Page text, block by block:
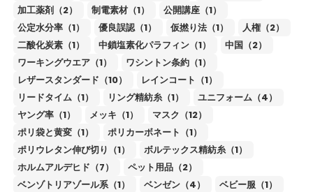
加工薬剤（2）
制電素材（1）
公開講座（1）
公定水分率（1）
優良誤認（1） 仮撚り法（1）
人権（2）
二酸化炭素（1）
中鎖塩素化パラフィン（1）
中国（2）
ワーキングウエア（1）
ワシントン条約（1）
レザースタンダード（10）
レインコート（1）
リードタイム（1）
リング精紡糸（1）
ユニフォーム（4）
ヤング率（1）
メッキ（1）
マスク（12）
ポリ袋と黄変（1）
ポリカーボネート（1）
ポリウレタン伸び切り（1）
ボルテックス精紡糸（1）
ホルムアルデヒド（7）
ペット用品（2）
ベンゾトリアゾール系（1）
ベンゼン（4）
ベビー服（1）